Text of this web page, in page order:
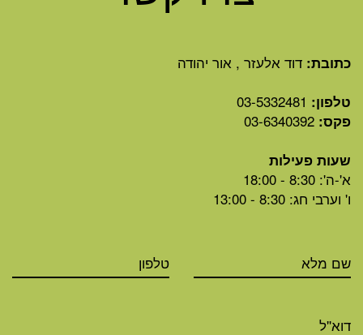
כתובת: דוד אלעזר , אור יהודה
טלפון: 03-5332481
פקס: 03-6340392
שעות פעילות
א'-ה': 8:30 - 18:00
ו' וערבי חג: 8:30 - 13:00